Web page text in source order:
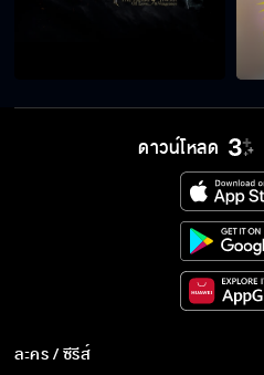
ดาวน์โหลด
ละคร / ซีรีส์